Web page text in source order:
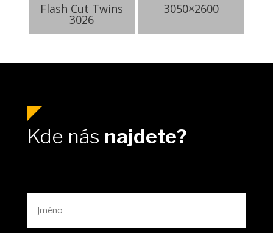
Flash Cut Twins
3026
3050×2600
Kde nás najdete?